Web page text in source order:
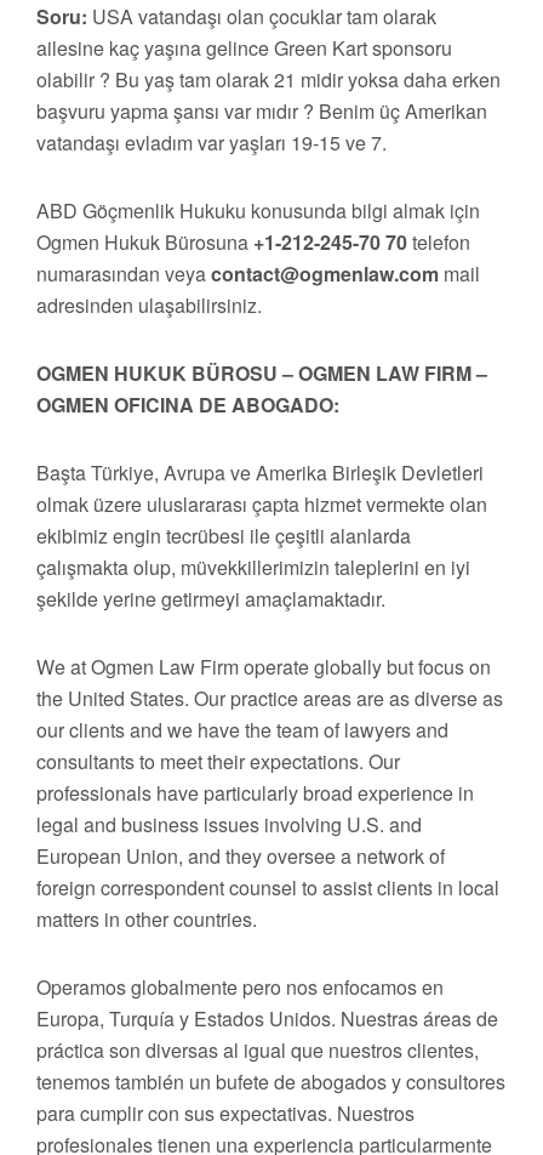
Soru: USA vatandaşı olan çocuklar tam olarak
ailesine kaç yaşına gelince Green Kart sponsoru
olabilir ? Bu yaş tam olarak 21 midir yoksa daha erken
başvuru yapma şansı var mıdır ? Benim üç Amerikan
vatandaşı evladım var yaşları 19-15 ve 7.
ABD Göçmenlik Hukuku konusunda bilgi almak için
Ogmen Hukuk Bürosuna +1-212-245-70 70telefon
numarasından veyacontact@ogmenlaw.com mail
adresinden ulaşabilirsiniz.
OGMEN HUKUK BÜROSU – OGMEN LAW FIRM –
OGMEN OFICINA DE ABOGADO:
Başta Türkiye, Avrupa ve Amerika Birleşik Devletleri
olmak üzere uluslararası çapta hizmet vermekte olan
ekibimiz engin tecrübesi ile çeşitli alanlarda
çalışmakta olup, müvekkillerimizin taleplerini en iyi
şekilde yerine getirmeyi amaçlamaktadır.
We at Ogmen Law Firm operate globally but focus on
the United States. Our practice areas are as diverse as
our clients and we have the team of lawyers and
consultants to meet their expectations. Our
professionals have particularly broad experience in
legal and business issues involving U.S. and
European Union, and they oversee a network of
foreign correspondent counsel to assist clients in local
matters in other countries.
Operamos globalmente pero nos enfocamos en
Europa, Turquía y Estados Unidos. Nuestras áreas de
práctica son diversas al igual que nuestros clientes,
tenemos también un bufete de abogados y consultores
para cumplir con sus expectativas. Nuestros
profesionales tienen una experiencia particularmente